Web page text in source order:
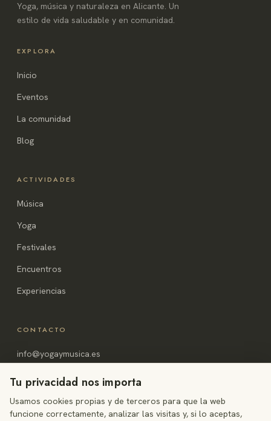
Yoga, música y naturaleza en Alicante. Un
estilo de vida saludable y en comunidad.
EXPLORA
Inicio
Eventos
La comunidad
Blog
ACTIVIDADES
Música
Yoga
Festivales
Encuentros
Experiencias
CONTACTO
info@yogaymusica.es
Alicante, España
Tu privacidad nos importa
Usamos cookies propias y de terceros para que la web
funcione correctamente, analizar las visitas y, si lo aceptas,